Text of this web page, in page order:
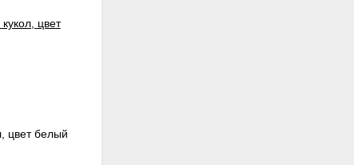
цвет белый